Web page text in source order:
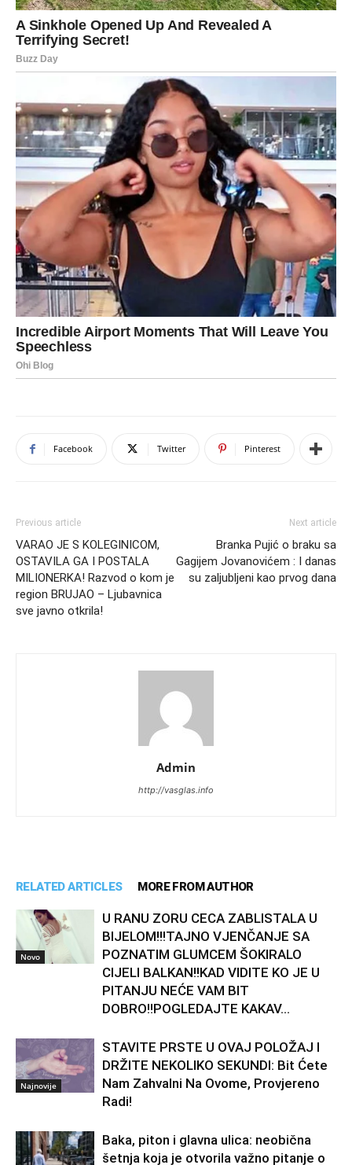
Facebook Twitter Pinterest
Previous article
VARAO JE S KOLEGINICOM,
OSTAVILA GA I POSTALA
MILIONERKA! Razvod o kom je
region BRUJAO – Ljubavnica
sve javno otkrila!
Next article
Branka Pujić o braku sa
Gagijem Jovanovićem : I danas
su zaljubljeni kao prvog dana
Admin
http://vasglas.info
RELATED ARTICLES MORE FROM AUTHOR
Novo
U RANU ZORU CECA ZABLISTALA U
BIJELOM!!!TAJNO VJENČANJE SA
POZNATIM GLUMCEM ŠOKIRALO
CIJELI BALKAN!!KAD VIDITE KO JE U
PITANJU NEĆE VAM BIT
DOBRO!!POGLEDAJTE KAKAV...
Najnovije
STAVITE PRSTE U OVAJ POLOŽAJ I
DRŽITE NEKOLIKO SEKUNDI: Bit Ćete
Nam Zahvalni Na Ovome, Provjereno
Radi!
Baka, piton i glavna ulica: neobična
šetnja koja je otvorila važno pitanje o